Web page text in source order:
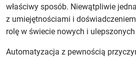
właściwy sposób. Niewątpliwie
z umiejętnościami i
rolę w świecie nowych i
Automatyzacja z pewnością